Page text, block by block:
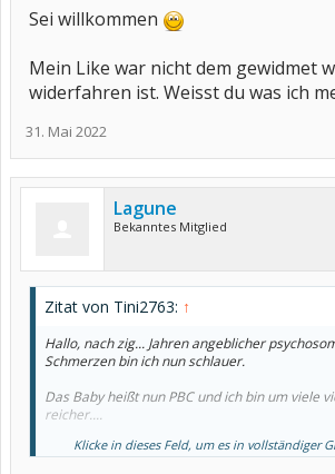
Firma übernommen vom Vati, der auch 2 Jahre
Tag ist wie der andere. Gestern alles toll, heute
Seid lieb gegrüßt
Sei willkommen
Mein Like war nicht dem gewidmet
widerfahren ist. Weisst du was ich
31. Mai 2022
Lagune
Bekanntes Mitglied
Zitat von Tini2763: ↑
Hallo, nach zig... Jahren angeblicher
Schmerzen bin ich nun schlauer.
Das Baby heißt nun PBC und ich bin um viele
reicher....
Ich hoffe, es geht euch gut.
Klicke in dieses Feld, um es in vollständiger